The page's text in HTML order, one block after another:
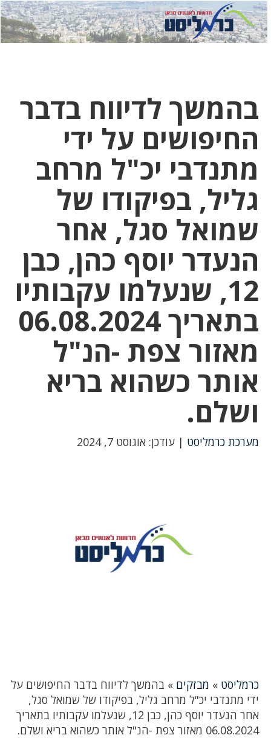
לחץ
כאן
לחץ
כדי
בהמשך לדיווח בדבר
החיפושים על ידי
מתנדבי יכ"ל מרחב
גליל, בפיקודו של
שמואל סגל, אחר
הנעדר יוסף כהן, כבן
12, שנעלמו עקבותיו
בתאריך 06.08.2024
מאזור צפת -הנ"ל
אותר כשהוא בריא
ושלם.
מערכת כרמליסט | עודכן: אוגוסט 7, 2024
כרמליסט » מבזקים » בהמשך לדיווח בדבר החיפושים על
ידי מתנדבי יכ"ל מרחב גליל, בפיקודו של שמואל סגל,
אחר הנעדר יוסף כהן, כבן 12, שנעלמו עקבותיו בתאריך
06.08.2024 מאזור צפת -הנ"ל אותר כשהוא בריא ושלם.